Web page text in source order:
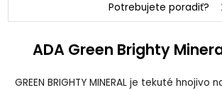
Potrebujete poradiť?
ADA Green Brighty
GREEN BRIGHTY MINERAL je tekuté hnojivo